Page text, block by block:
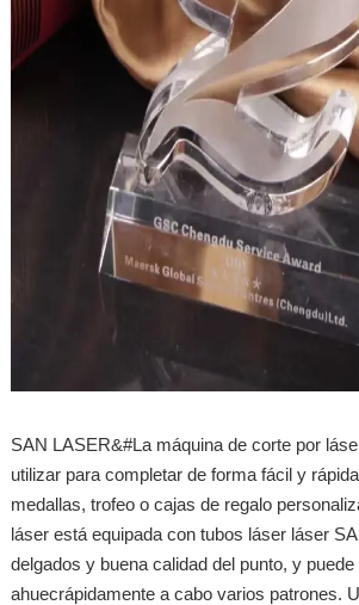
SAN LASER&#La máquina de corte por
utilizar para completar de forma fácil y
medallas, trofeo o cajas de regalo
láser está equipada con tubos láser láser
delgados y buena calidad del punto, y
ahuecrápidamente a cabo varios patrones.